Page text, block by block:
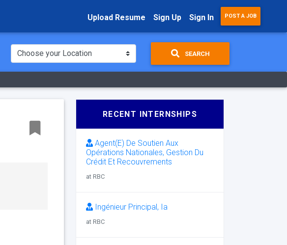
Upload Resume Sign Up Sign In POST A JOB
SEARCH
RECENT INTERNSHIPS
Agent(E) De Soutien Aux
Opérations Nationales, Gestion Du
Crédit Et Recouvrements
at RBC
Ingénieur Principal, Ia
at RBC